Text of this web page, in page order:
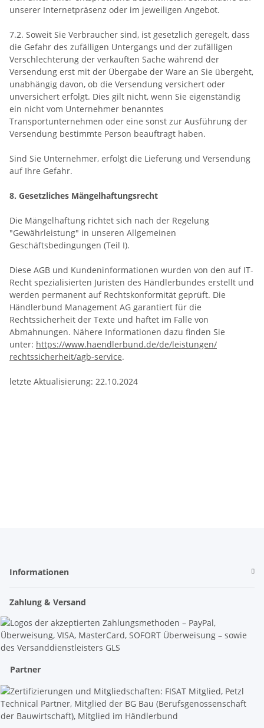
unserer Internetpräsenz oder im jeweiligen Angebot.
7.2. Soweit Sie Verbraucher sind, ist gesetzlich geregelt, dass
die Gefahr des zufälligen Untergangs und der zufälligen
Verschlechterung der verkauften Sache während der
Versendung erst mit der Übergabe der Ware an Sie übergeht,
unabhängig davon, ob die Versendung versichert oder
unversichert erfolgt. Dies gilt nicht, wenn Sie eigenständig
ein nicht vom Unternehmer benanntes
Transportunternehmen oder eine sonst zur Ausführung der
Versendung bestimmte Person beauftragt haben.
Sind Sie Unternehmer, erfolgt die Lieferung und Versendung
auf Ihre Gefahr.
8. Gesetzliches Mängelhaftungsrecht
Die Mängelhaftung richtet sich nach der Regelung
"Gewährleistung" in unseren Allgemeinen
Geschäftsbedingungen (Teil I).
Diese AGB und Kundeninformationen wurden von den auf IT-
Recht spezialisierten Juristen des Händlerbundes erstellt und
werden permanent auf Rechtskonformität geprüft. Die
Händlerbund Management AG garantiert für die
Rechtssicherheit der Texte und haftet im Falle von
Abmahnungen. Nähere Informationen dazu finden Sie
unter: https://www.haendlerbund.de/de/leistungen/
rechtssicherheit/agb-service.
letzte Aktualisierung: 22.10.2024
Informationen
Zahlung & Versand
Partner